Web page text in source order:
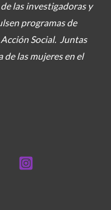
las investigadoras y
programas de
Social. Juntas
las mujeres en el